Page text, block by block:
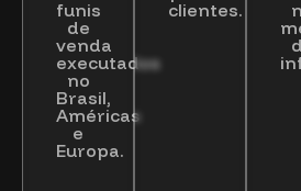
funis
de
venda
executados
no
Brasil,
Américas
e
Europa.
clientes.